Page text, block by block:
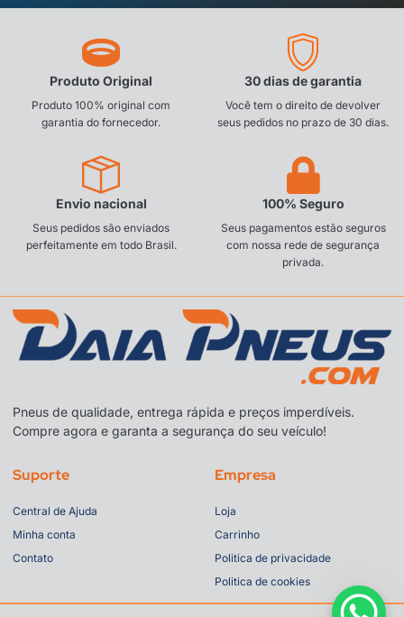
Produto Original
Produto 100% original com
garantia do fornecedor.
30 dias de garantia
Você tem o direito de devolver
seus pedidos no prazo de 30 dias.
Envio nacional
Seus pedidos são enviados
perfeitamente em todo Brasil.
100% Seguro
Seus pagamentos estão seguros
com nossa rede de segurança
privada.
Pneus de qualidade, entrega rápida e preços imperdíveis.
Compre agora e garanta a segurança do seu veículo!
Suporte
Central de Ajuda
Minha conta
Contato
Empresa
Loja
Carrinho
Politica de privacidade
Politica de cookies